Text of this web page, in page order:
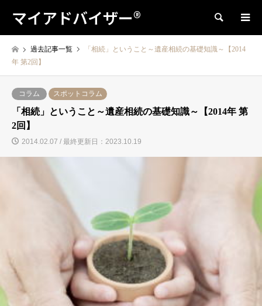
マイアドバイザー® 検索
過去記事一覧
「相続」ということ～遺産相続の基礎知識～【2014
年 第2回】
コラム スポットコラム
「相続」ということ～遺産相続の基礎知識～【2014年 第
2回】
2014.02.07 / 最終更新日：2023.10.19